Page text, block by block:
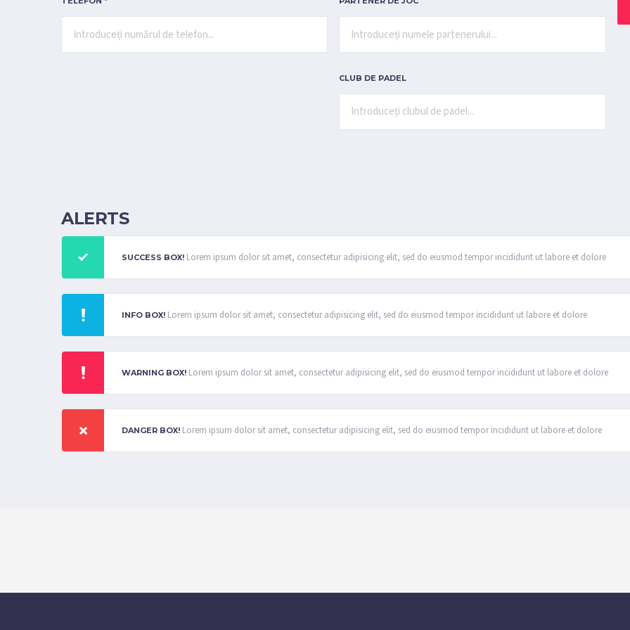
CLUB DE PADEL
ALERTS
SUCCESS BOX! Lorem ipsum dolor sit amet, consectetur adipisicing elit, sed do eiusmod tempor incididunt ut labore et dolore
INFO BOX! Lorem ipsum dolor sit amet, consectetur adipisicing elit, sed do eiusmod tempor incididunt ut labore et dolore
WARNING BOX! Lorem ipsum dolor sit amet, consectetur adipisicing elit, sed do eiusmod tempor incididunt ut labore et dolore
DANGER BOX! Lorem ipsum dolor sit amet, consectetur adipisicing elit, sed do eiusmod tempor incididunt ut labore et dolore